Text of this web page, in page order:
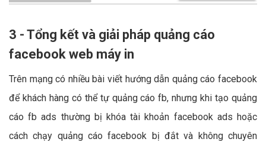
3 - Tổng kết và giải pháp quảng cáo
facebook web máy in
Trên mạng có nhiều bài viết hướng dẫn quảng cáo facebook
để khách hàng có thể tự quảng cáo fb, nhưng khi tạo quảng
cáo fb ads thường bị khóa tài khoản facebook ads hoặc
cách chạy quảng cáo facebook bị đắt và không chuyên